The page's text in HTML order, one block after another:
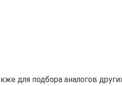
для подбора аналогов